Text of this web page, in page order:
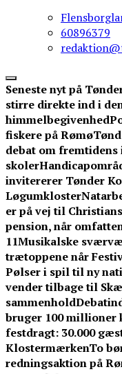
60896379
Seneste nyt på
stirre direkte ind i
himmelbegivenhed
fiskere på Rømø
debat om
skoler
invitererer Tønder
Løgumkloster
er på vej til
pension, når
11Musikalske
trætoppene når
Pølser i spil til ny
vender tilbage til
sammenhold
bruger 100 millioner
festdragt: 30.000
KlostermærkenTo
redningsaktion på